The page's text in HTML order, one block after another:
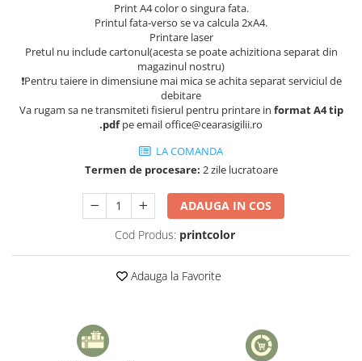
Print A4 color o singura fata.
Printul fata-verso se va calcula 2xA4.
Printare laser
Pretul nu include cartonul(acesta se poate achizitiona separat din
magazinul nostru)
❗Pentru taiere in dimensiune mai mica se achita separat serviciul de
debitare
Va rugam sa ne transmiteti fisierul pentru printare in format A4 tip
.pdfpe email office@cearasigilii.ro
LA COMANDA
Termen de procesare: 2 zile lucratoare
ADAUGA IN COS
Cod Produs: printcolor
Adauga la Favorite